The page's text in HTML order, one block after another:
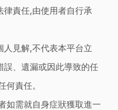
律責任,由使用者自行承
人見解,不代表本平台立
誤、遺漏或因此導致的任
何責任。
如需就自身症狀獲取進一